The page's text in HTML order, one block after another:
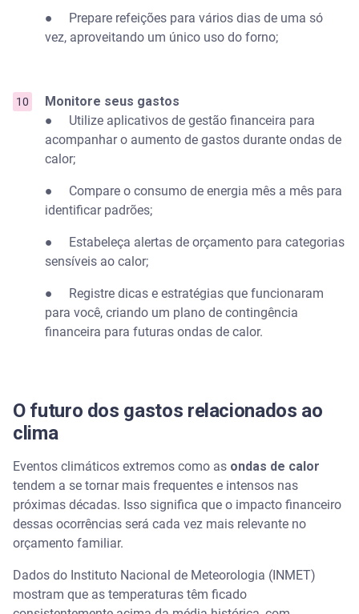
● Prepare refeições para vários dias de uma só
vez, aproveitando um único uso do forno;
Monitore seus gastos
● Utilize aplicativos de gestão financeira para
acompanhar o aumento de gastos durante ondas de
calor;
● Compare o consumo de energia mês a mês para
identificar padrões;
● Estabeleça alertas de orçamento para categorias
sensíveis ao calor;
● Registre dicas e estratégias que funcionaram
para você, criando um plano de contingência
financeira para futuras ondas de calor.
O futuro dos gastos relacionados ao
clima
Eventos climáticos extremos como as ondas de calor
tendem a se tornar mais frequentes e intensos nas
próximas décadas. Isso significa que o impacto financeiro
dessas ocorrências será cada vez mais relevante no
orçamento familiar.
Dados do Instituto Nacional de Meteorologia (INMET)
mostram que as temperaturas têm ficado